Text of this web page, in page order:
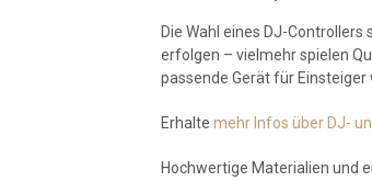
Die Wahl eines DJ-
erfolgen – vielmehr spielen
passende Gerät für Einsteiger
Erhalte mehr Infos über DJ-
Hochwertige Materialien und